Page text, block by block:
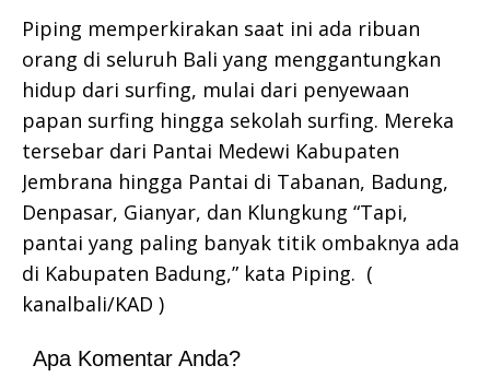
Piping memperkirakan saat ini ada ribuan
orang di seluruh Bali yang menggantungkan
hidup dari surfing, mulai dari penyewaan
papan surfing hingga sekolah surfing. Mereka
tersebar dari Pantai Medewi Kabupaten
Jembrana hingga Pantai di Tabanan, Badung,
Denpasar, Gianyar, dan Klungkung “Tapi,
pantai yang paling banyak titik ombaknya ada
di Kabupaten Badung,” kata Piping. (
kanalbali/KAD )
Apa Komentar Anda?